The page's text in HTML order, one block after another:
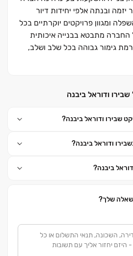
ובנתה אלפי יחידות דיור
ומגוון פרויקטים יוקרתיים בכל
החברה מתבטא בבנייה איכותית
גימור גבוהה בכל שלב ושלב,
לדיירים לאורך כל הדרך עד
שמירה על זמני האכלוס, תכנון
והכל תחת חברה אחת.
ודוראל ביבנה
שבירו ודוראל ביבנה?
ודוראל ביבנה?
ביבנה?
שלך?